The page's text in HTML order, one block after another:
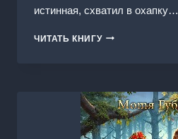
истинная, схватил в охапку…
ЧИТАТЬ КНИГУАКАДЕМИЯ
СВАДЬБА,
ДРАКОН!